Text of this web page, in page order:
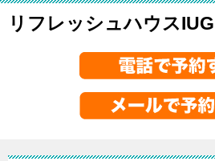
リフレッシュハウスIUG